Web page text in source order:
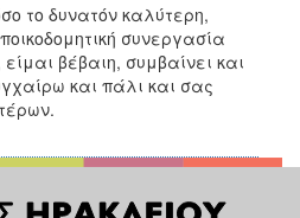
το δυνατόν καλύτερη,
συνεργασία
βέβαιη, συμβαίνει και
και πάλι και σας